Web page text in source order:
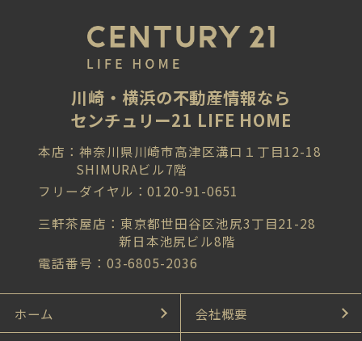
川崎・横浜の不動産情報なら
センチュリー21 LIFE HOME
本店：神奈川県川崎市高津区溝口１丁目12-18
SHIMURAビル7階
フリーダイヤル：0120-91-0651
三軒茶屋店：東京都世田谷区池尻3丁目21-28
新日本池尻ビル8階
電話番号：03-6805-2036
ホーム 会社概要